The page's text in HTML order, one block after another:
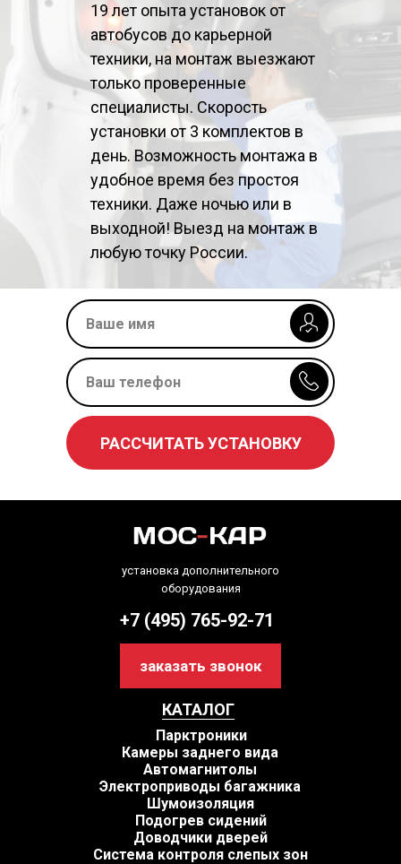
РАССЧИТАТЬ УСТАНОВКУ
19 лет опыта установок от
автобусов до карьерной
техники, на монтаж выезжают
только проверенные
специалисты. Скорость
установки от 3 комплектов в
день. Возможность монтажа в
удобное время без простоя
техники. Даже ночью или в
выходной! Выезд на монтаж в
любую точку России.
КАТАЛОГ
+7 (495) 765-92-71
установка дополнительного
оборудования
Автомагнитолы
Шумоизоляция
Парктроники
Электроприводы багажника
Система контроля слепых зон
Камеры заднего вида
Подогрев сидений
заказать звонок
Доводчики дверей